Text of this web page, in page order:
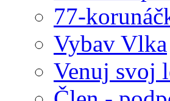
77-
Vybav Vlka
Venuj svoj